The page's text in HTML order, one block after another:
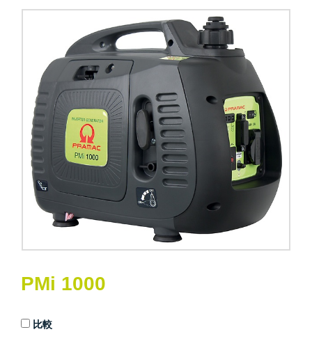
PMi 1000
比較